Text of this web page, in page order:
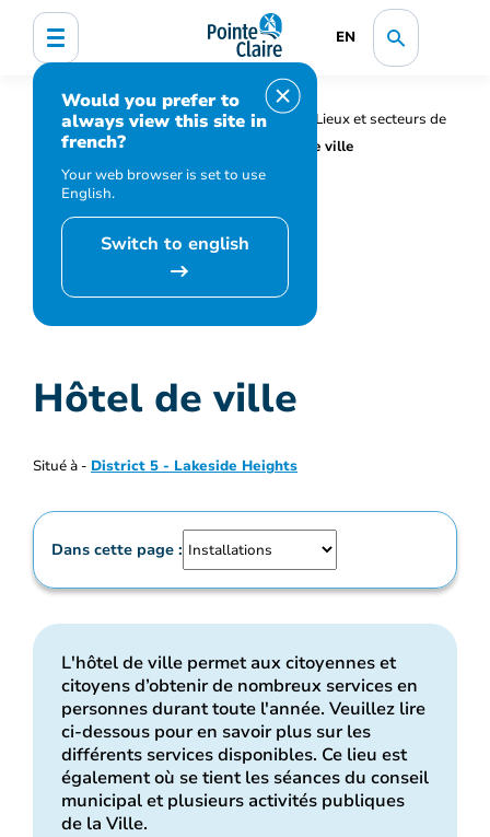
EN
Would you prefer to
always view this site in
french?
Your web browser is set to use
English.
Switch to english
Accueil Territoire et urbanisme
Lieux et secteurs de
la Ville
Trouvez un lieu Hôtel de ville
Hôtel de ville
Situé à - District 5 - Lakeside Heights
Dans cette page :
L'hôtel de ville permet aux citoyennes et
citoyens d’obtenir de nombreux services en
personnes durant toute l'année. Veuillez lire
ci-dessous pour en savoir plus sur les
différents services disponibles. Ce lieu est
également où se tient les séances du conseil
municipal et plusieurs activités publiques
de la Ville.